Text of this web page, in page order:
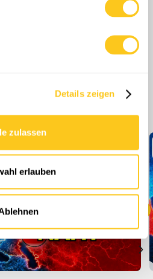
Scannen nach
wie Ihre persönlichen Daten
Sie Ihre Präferenzen im
Inhalte und Anzeigen zu
wir Informationen zu Ihrer
an unsere Partner für
möglicherweise mit
die Sie ihnen bereitgestellt
Ihrer Nutzung der Dienste
Details zeigen
zulassen
erlauben